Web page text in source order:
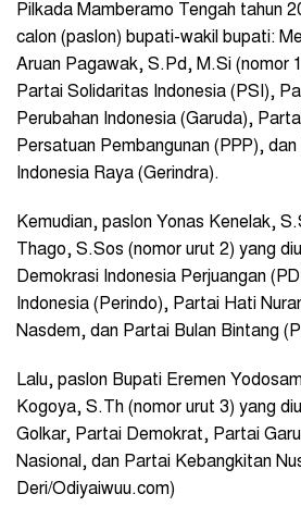
Pilkada Mamberamo Tengah tahun
calon (paslon) bupati-wakil bupati:
Aruan Pagawak, S.Pd, M.Si (nomor
Partai Solidaritas Indonesia (PSI),
Perubahan Indonesia (Garuda),
Persatuan Pembangunan (PPP),
Indonesia Raya (Gerindra).
Kemudian, paslon Yonas Kenelak,
Thago, S.Sos (nomor urut 2) yang
Demokrasi Indonesia Perjuangan
Indonesia (Perindo), Partai Hati
Nasdem, dan Partai Bulan Bintang
Lalu, paslon Bupati Eremen
Kogoya, S.Th (nomor urut 3) yang
Golkar, Partai Demokrat, Partai
Nasional, dan Partai Kebangkitan
Deri/Odiyaiwuu.com)